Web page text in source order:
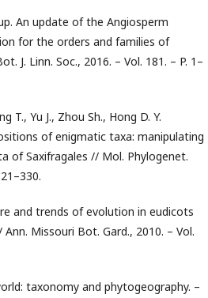
An update of the Angiosperm
for the orders and families of
J. Linn. Soc., 2016. – Vol. 181. – P. 1–
T., Yu J., Zhou Sh., Hong D. Y.
of enigmatic taxa: manipulating
of Saxifragales // Mol. Phylogenet.
and trends of evolution in eudicots
Missouri Bot. Gard., 2010. – Vol.
taxonomy and phytogeography. –